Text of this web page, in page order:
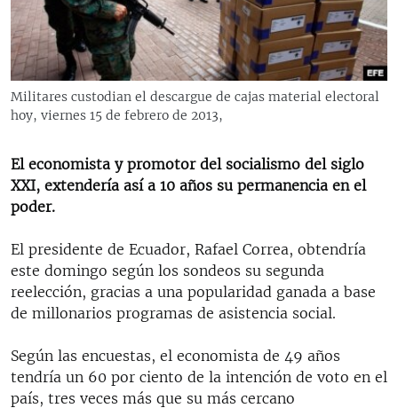
RADIO MARTÍ
ESPECIALES
ESPECIALES
LA REALIDAD DE LA VIVIENDA EN CUBA
KENTU-CUBANO
LOS SANTOS DE HIALEAH
LA INVASIÓN DE RUSIA A UCRANIA
MULTIMEDIA
EDITORIALES
SÍGUENOS
Militares custodian el descargue de cajas material electoral
hoy, viernes 15 de febrero de 2013,
El economista y promotor del socialismo del siglo
XXI, extendería así a 10 años su permanencia en el
poder.
El presidente de Ecuador, Rafael Correa, obtendría
este domingo según los sondeos su segunda
reelección, gracias a una popularidad ganada a base
de millonarios programas de asistencia social.
Según las encuestas, el economista de 49 años
tendría un 60 por ciento de la intención de voto en el
país, tres veces más que su más cercano